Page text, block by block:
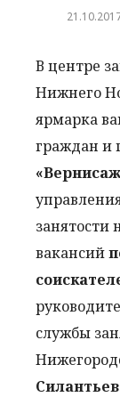
В центре
Нижнего
ярмарка
граждан и
занятости
вакансий
службы
Силантьев